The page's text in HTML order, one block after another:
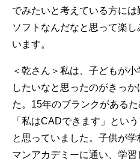
でみたいと考えている方に
ソフトなんだなと思って楽
います。
＜乾さん＞私は、子どもが
したいなと思ったのがきっ
た。15年のブランクがある
「私はCADできます」とい
と思っていました。子供が
マンアカデミーに通い、学